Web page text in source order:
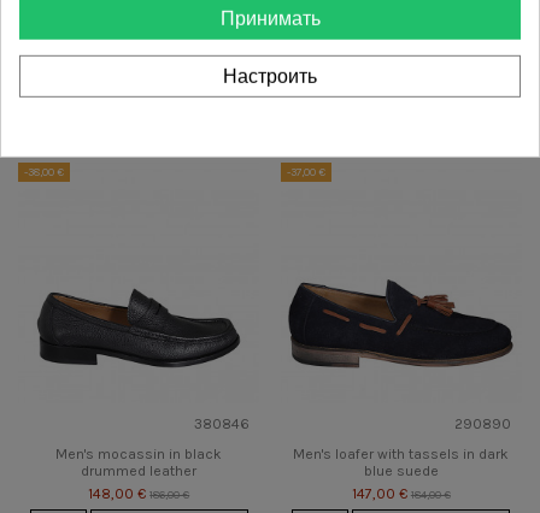
290896
Men's loafer with tassels in
green suede
Men's loafer in black leather with
accessory
-38,00 €
380846
Men's mocassin in black
drummed leather
148,00 € 186,00 €
-37,00 €
290890
Men's loafer with tassels in dark
blue suede
147,00 € 184,00 €
Принимать
Настроить